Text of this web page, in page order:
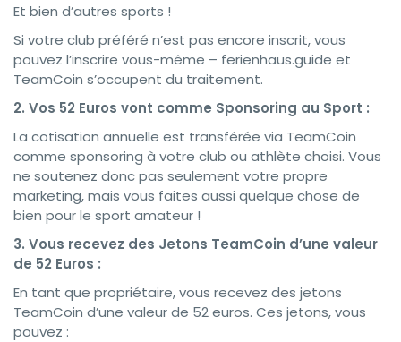
Et bien d’autres sports !
Si votre club préféré n’est pas encore inscrit, vous
pouvez l’inscrire vous-même – ferienhaus.guide et
TeamCoin s’occupent du traitement.
2. Vos 52 Euros vont comme Sponsoring au Sport :
La cotisation annuelle est transférée via TeamCoin
comme sponsoring à votre club ou athlète choisi. Vous
ne soutenez donc pas seulement votre propre
marketing, mais vous faites aussi quelque chose de
bien pour le sport amateur !
3. Vous recevez des Jetons TeamCoin d’une valeur
de 52 Euros :
En tant que propriétaire, vous recevez des jetons
TeamCoin d’une valeur de 52 euros. Ces jetons, vous
pouvez :